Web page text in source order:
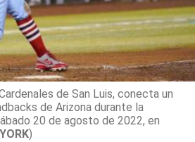
de San Luis, conecta un
de Arizona durante la
20 de agosto de 2022, en
)